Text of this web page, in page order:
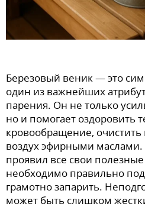
Березовый веник — это
один из важнейших
парения. Он не только
но и помогает оздоровить
кровообращение,
воздух эфирными
проявил все свои полезные
необходимо правильно
грамотно запарить.
может быть слишком